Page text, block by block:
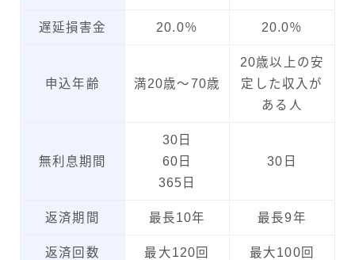
遅延損害金 20.0％ 20.0％
申込年齢 満20歳～70歳
20歳以上の安
定した収入が
ある人
無利息期間
30日
60日
365日
30日
返済期間 最長10年 最長9年
返済回数 最大120回 最大100回